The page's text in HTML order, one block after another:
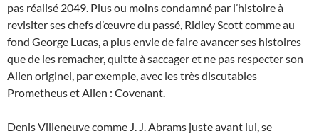
pas réalisé 2049. Plus ou moins condamné par l’histoire à
revisiter ses chefs d’œuvre du passé, Ridley Scott comme au
fond George Lucas, a plus envie de faire avancer ses histoires
que de les remacher, quitte à saccager et ne pas respecter son
Alien originel, par exemple, avec les très discutables
Prometheus et Alien : Covenant.
Denis Villeneuve comme J. J. Abrams juste avant lui, se